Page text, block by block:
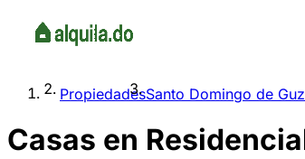
PropiedadesSanto Domingo de
Casas en